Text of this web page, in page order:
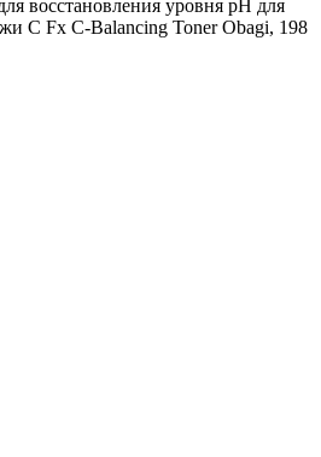
восстановления уровня pH для
C Fx C-Balancing Toner Obagi, 198